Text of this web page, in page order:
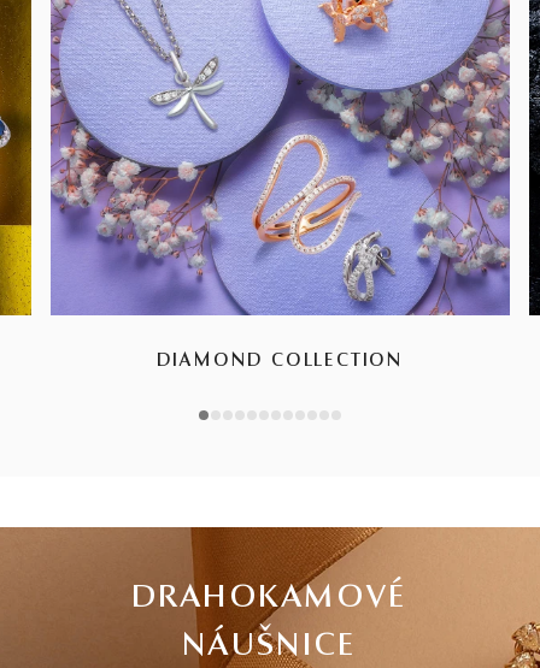
DIAMOND COLLECTION
1 2 3 4 5 6 7 8 9 10 11 12
DRAHOKAMOVÉ
NÁUŠNICE